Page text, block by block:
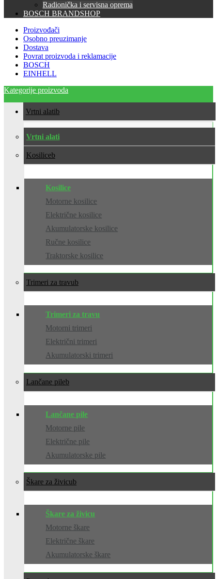
Radionička i servisna oprema
BOSCH BRANDSHOP
Proizvođači
Osobno preuzimanje
Dostava
Povrat proizvoda i reklamacije
BOSCH
EINHELL
Kategorije proizvoda
Vrtni alati
Vrtni alati
Kosilice
Kosilice
Motorne kosilice
Električne kosilice
Akumulatorske kosilice
Ručne kosilice
Traktorske kosilice
Trimeri za travu
Trimeri za travu
Motorni trimeri
Električni trimeri
Akumulatorski trimeri
Lančane pile
Lančane pile
Motorne pile
Električne pile
Akumulatorske pile
Škare za živicu
Škare za živicu
Motorne škare
Električne škare
Akumulatorske škare